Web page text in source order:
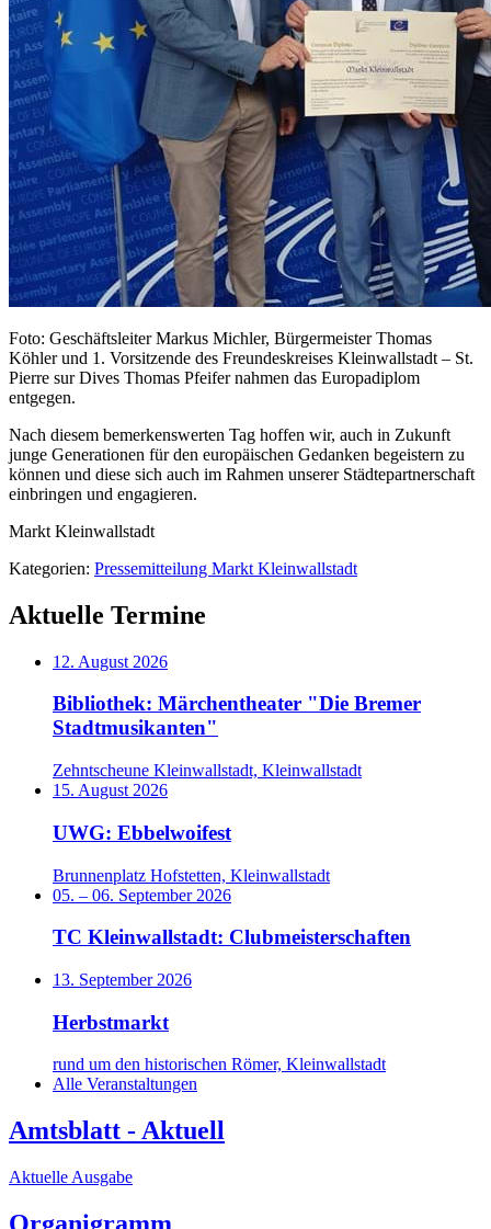
Foto: Geschäftsleiter Markus Michler, Bürgermeister Thomas
Köhler und 1. Vorsitzende des Freundeskreises Kleinwallstadt – St.
Pierre sur Dives Thomas Pfeifer nahmen das Europadiplom
entgegen.
Nach diesem bemerkenswerten Tag hoffen wir, auch in Zukunft
junge Generationen für den europäischen Gedanken begeistern zu
können und diese sich auch im Rahmen unserer Städtepartnerschaft
einbringen und engagieren.
Markt Kleinwallstadt
Kategorien: Pressemitteilung Markt Kleinwallstadt
Aktuelle Termine
12. August 2026
Bibliothek: Märchentheater "Die Bremer
Stadtmusikanten"
Zehntscheune Kleinwallstadt, Kleinwallstadt
15. August 2026
UWG: Ebbelwoifest
Brunnenplatz Hofstetten, Kleinwallstadt
05. – 06. September 2026
TC Kleinwallstadt: Clubmeisterschaften
13. September 2026
Herbstmarkt
rund um den historischen Römer, Kleinwallstadt
Alle Veranstaltungen
Amtsblatt - Aktuell
Aktuelle Ausgabe